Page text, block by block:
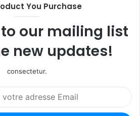
You Purchase
our mailing list
new updates!
consectetur.